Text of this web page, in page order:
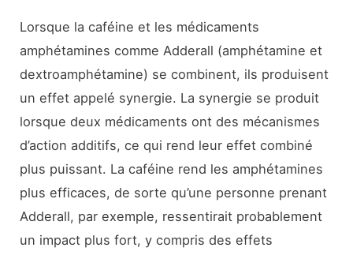
Lorsque la caféine et les médicaments
amphétamines comme Adderall (amphétamine et
dextroamphétamine) se combinent, ils produisent
un effet appelé synergie. La synergie se produit
lorsque deux médicaments ont des mécanismes
d’action additifs, ce qui rend leur effet combiné
plus puissant. La caféine rend les amphétamines
plus efficaces, de sorte qu’une personne prenant
Adderall, par exemple, ressentirait probablement
un impact plus fort, y compris des effets